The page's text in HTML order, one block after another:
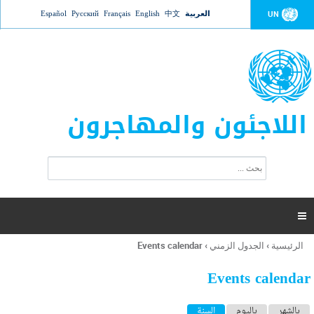
Jump to navigation UN العربية 中文
English
Français
Русский
Español
اللاجئون والمهاجرون
ت
ر
ل
ح
ب

أنت
هنا
الرئيسية › الجدول الزمني ›
Events calendar
Events calendar